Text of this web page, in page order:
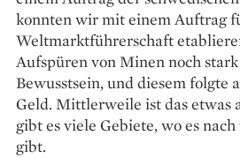
konnten wir mit einem Auftrag
Weltmarktführerschaft
Aufspüren von Minen noch
Bewusstsein, und diesem folgte
Geld. Mittlerweile ist das etwas
gibt es viele Gebiete, wo es
gibt.